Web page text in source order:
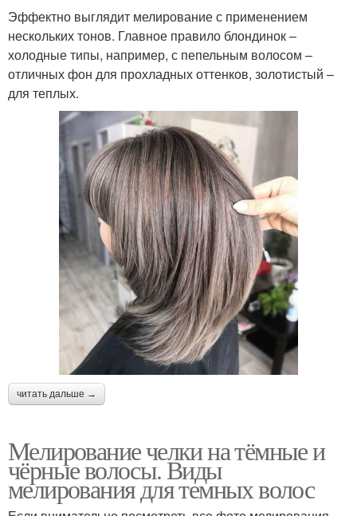
Эффектно выглядит мелирование с применением
нескольких тонов. Главное правило блондинок –
холодные типы, например, с пепельным волосом –
отличных фон для прохладных оттенков, золотистый –
для теплых.
читать дальше →
Мелирование челки на тёмные и
чёрные волосы. Виды
мелирования для темных волос